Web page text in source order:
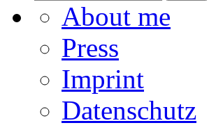
About me
Press
Imprint
Datenschutz